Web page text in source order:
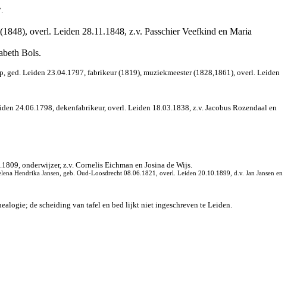
overl. Leiden 28.11.1848, z.v. Passchier Veefkind en Maria
Bols.
ged. Leiden 23.04.1797, fabrikeur (1819), muziekmeester (1828,1861), overl. Leiden
24.06.1798, dekenfabrikeur, overl. Leiden 18.03.1838, z.v. Jacobus Rozendaal en
onderwijzer, z.v. Cornelis Eichman en Josina de Wijs.
Hendrika Jansen, geb. Oud-Loosdrecht 08.06.1821, overl. Leiden 20.10.1899, d.v. Jan Jansen en
de scheiding van tafel en bed lijkt niet ingeschreven te Leiden.